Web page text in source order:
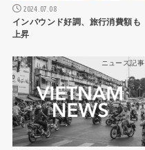
2024.07.08
インバウンド好調、旅行消費額も
上昇
ニュース記事